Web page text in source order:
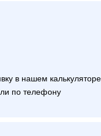
в нашем
по телефону